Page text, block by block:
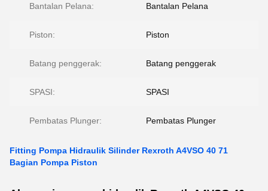
Bantalan Pelana: Bantalan Pelana
Piston: Piston
Batang penggerak: Batang penggerak
SPASI: SPASI
Pembatas Plunger: Pembatas Plunger
Fitting Pompa Hidraulik Silinder Rexroth A4VSO 40 71
Bagian Pompa Piston